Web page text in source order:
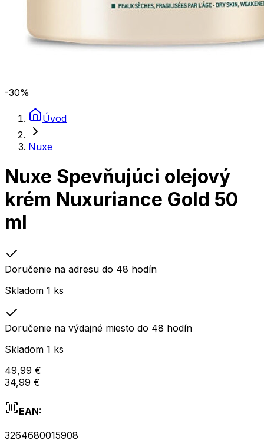
-30%
Úvod
Nuxe
Nuxe Spevňujúci olejový
krém Nuxuriance Gold 50
ml
Doručenie na adresu do 48 hodín
Skladom 1 ks
Doručenie na výdajné miesto do 48 hodín
Skladom 1 ks
49,99 €
34,99 €
EAN:
3264680015908